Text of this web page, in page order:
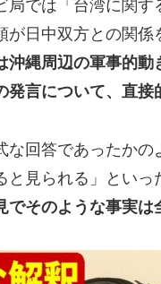
では「台湾に関す
日中双方との関係
沖縄周辺の軍事的
言について、直接
回答であったかの
見られる」といっ
そのような事実は